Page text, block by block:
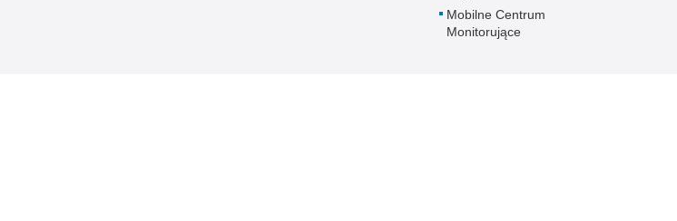
Mobilne Centrum
Monitorujące